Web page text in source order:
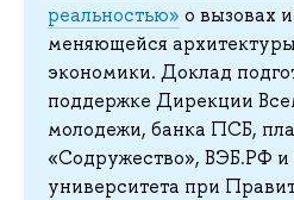
реальностью» о вызовах
меняющейся
экономики. Доклад
поддержке Дирекции
молодежи, банка ПСБ,
«Содружество», ВЭБ.РФ и
университета при